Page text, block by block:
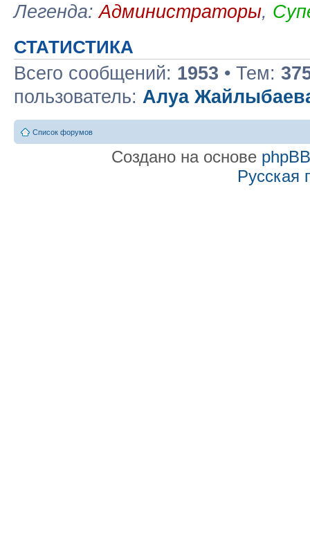
Легенда:Администраторы,
СТАТИСТИКА
Всего сообщений: 1953 • Тем:
пользователь: Алуа
Список форумов
Создано на основе phpBB
Русская